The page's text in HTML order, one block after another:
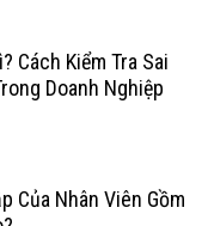
Cách Kiểm Tra Sai
Doanh Nghiệp
Của Nhân Viên Gồm